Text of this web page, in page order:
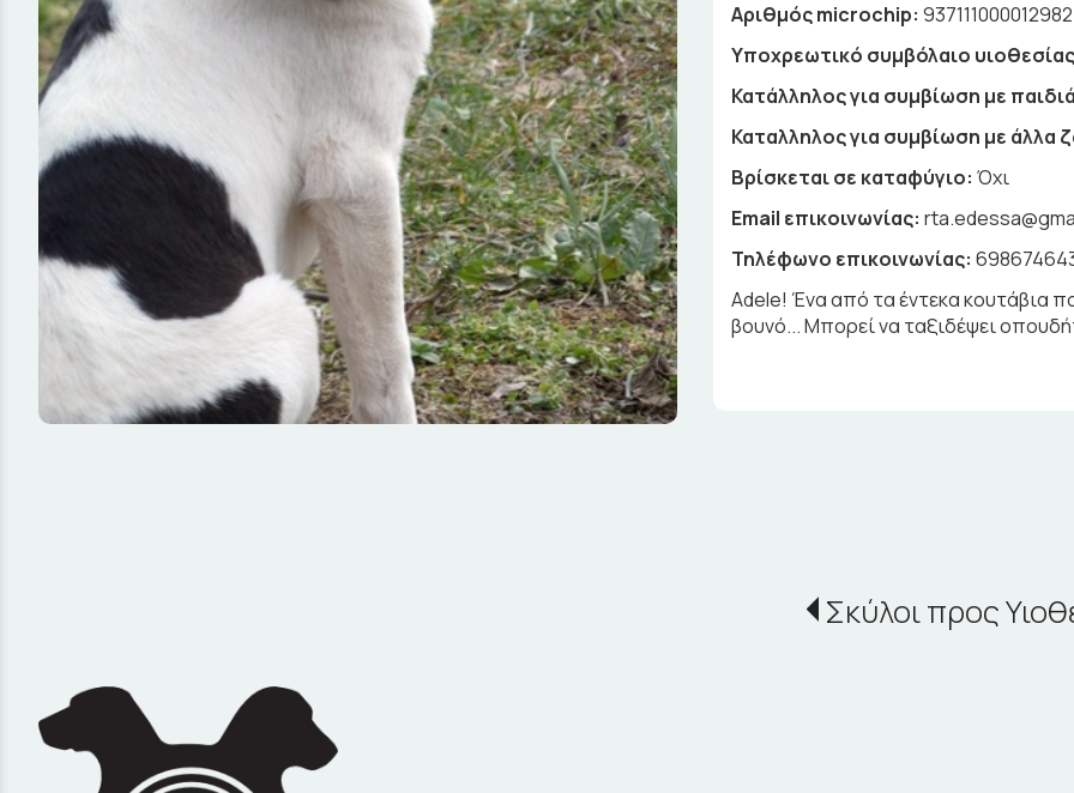
Αριθμός microchip: 937111000012982
Υποχρεωτικό συμβόλαιο
Κατάλληλος για συμβίωση με
Καταλληλος για συμβίωση με άλλα
Βρίσκεται σε καταφύγιο: Όχι
Email επικοινωνίας:
Τηλέφωνο επικοινωνίας:
Adele! Ένα από τα έντεκα κουτάβια
βουνό... Μπορεί να ταξιδέψει
Σκύλοι προς